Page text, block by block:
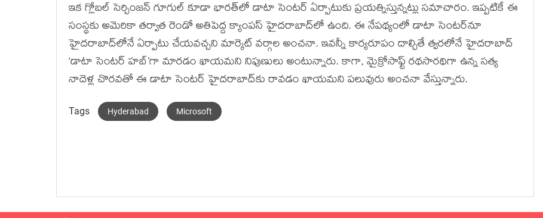
ఇక గ్లోబల్‌ సెర్చింజన్‌ గూగుల్‌ కూడా భారత్‌లో డాటా సెంటర్‌ ఏర్పాటుకు ప్రయత్నిస్తున్నట్లు స‌మాచారం. ఇప్పటికే ఈ
సంస్థకు అమెరికా తర్వాత రెండో అతిపెద్ద క్యాంపస్‌ హైదరాబాద్‌లో ఉంది. ఈ నేపథ్యంలో డాటా సెంటర్‌నూ
హైదరాబాద్‌లోనే ఏర్పాటు చేయవచ్చని మార్కెట్‌ వర్గాల అంచనా. ఇవన్నీ కార్యరూపం దాల్చితే త్వరలోనే హైదరాబాద్‌
‘డాటా సెంటర్‌ హబ్‌’గా మారడం ఖాయమని నిపుణులు అంటున్నారు. కాగా, మైక్రోసాఫ్ట్ ర‌థ‌సార‌థిగా ఉన్న స‌త్య
నాదెళ్ల చొర‌వ‌తో ఈ డాటా సెంట‌ర్ హైద‌రాబాద్‌కు రావ‌డం ఖాయ‌మ‌ని ప‌లువురు అంచ‌నా వేస్తున్నారు.
Tags Hyderabad Microsoft